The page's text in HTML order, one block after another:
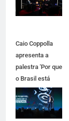
Caio Coppolla
apresenta a
palestra 'Por que
o Brasil está
condenado ao
sucesso', em
outubro, no